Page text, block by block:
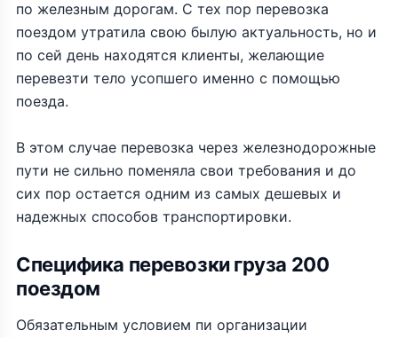
по железным дорогам. С тех пор перевозка
поездом утратила свою былую актуальность, но и
по сей день находятся клиенты, желающие
перевезти тело усопшего именно с помощью
поезда.
В этом случае перевозка через железнодорожные
пути не сильно поменяла свои требования и до
сих пор остается одним из самых дешевых и
надежных способов транспортировки.
Специфика перевозки груза 200
поездом
Обязательным условием пи организации